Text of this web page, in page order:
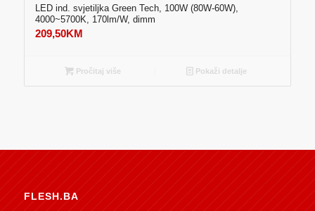
LED ind. svjetiljka Green Tech, 100W (80W-60W),
4000~5700K, 170lm/W, dimm
209,50KM
Pročitaj više Pokaži detalje
FLESH.BA